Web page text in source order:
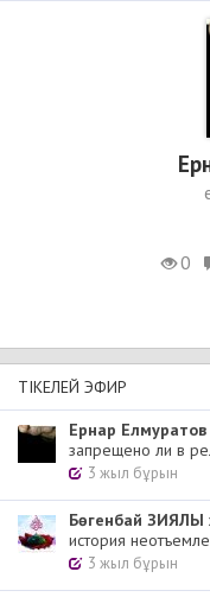
0
ТІКЕЛЕЙ ЭФИР
Ернар Елмуратов
запрещено ли в
3 жыл бұрын
Бөгенбай ЗИЯЛЫ
история
3 жыл бұрын